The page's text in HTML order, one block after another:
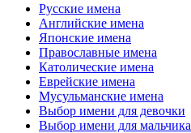
Русские имена
Английские имена
Японские имена
Православные имена
Католические имена
Еврейские имена
Мусульманские имена
Выбор имени для девочки
Выбор имени для мальчика